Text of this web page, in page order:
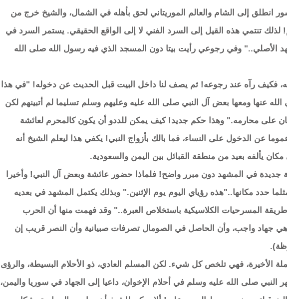
انطلق إلى الشام والعالم الموريتاني لحق بأهله في الشمال، والشيخ خرج من
لذلك تنتمي هذه القيل إلى السرد الفني لا إلى الواقع الحقيقي. يستمر السرد في
الأصلي.." وفي رجوعي رأيت بيتا دون المسجد الذي فيه رسول الله صلى الله
فكيف رآه عند رجوعه! ثم يصف لنا داخل البيت قبل الحديث عن دخوله! "في هذا
عنها ومعها بعض آل النبي صلى الله عليه وعليهم وسلم تسليما لم أتبينهم لكن
على محارمه." وهذا حكم جديد! كيف يمكن للددو أن يكون كالمحرم لعائشة
عن الدخول على النساء، فما بالك بأزواج النبي! يكفي هذا ليعلم الشيخ أنه
يألفه بعيد من منطقة القبائل بين اليمن والسعودية.
في المشهد دون مبرر واضح! فلماذا حضور عائشة وبعض آل النبي! وأخيرا
حدد مكانها.."هذه رؤياي اليوم يوم الإثنين." وبذلك يكتمل المشهد في بعديه
طريقة المسرحيات الكلاسيكية باستخلاص العبرة.." وقد فهمت منها أن الحرب
هي جهاد واجب، وأن الحاصل في الصومال تصرفات صبيانية وأن النصر قريب إن
الأخيرة، فهي تلخص كل شيء. لكن المسلم العادي، ذو الأحلام البسيطة، والرؤى
النبي صلى الله عليه وسلم في أحلام الإخوان، داعيا إلى الجهاد في سوريا واليمن،